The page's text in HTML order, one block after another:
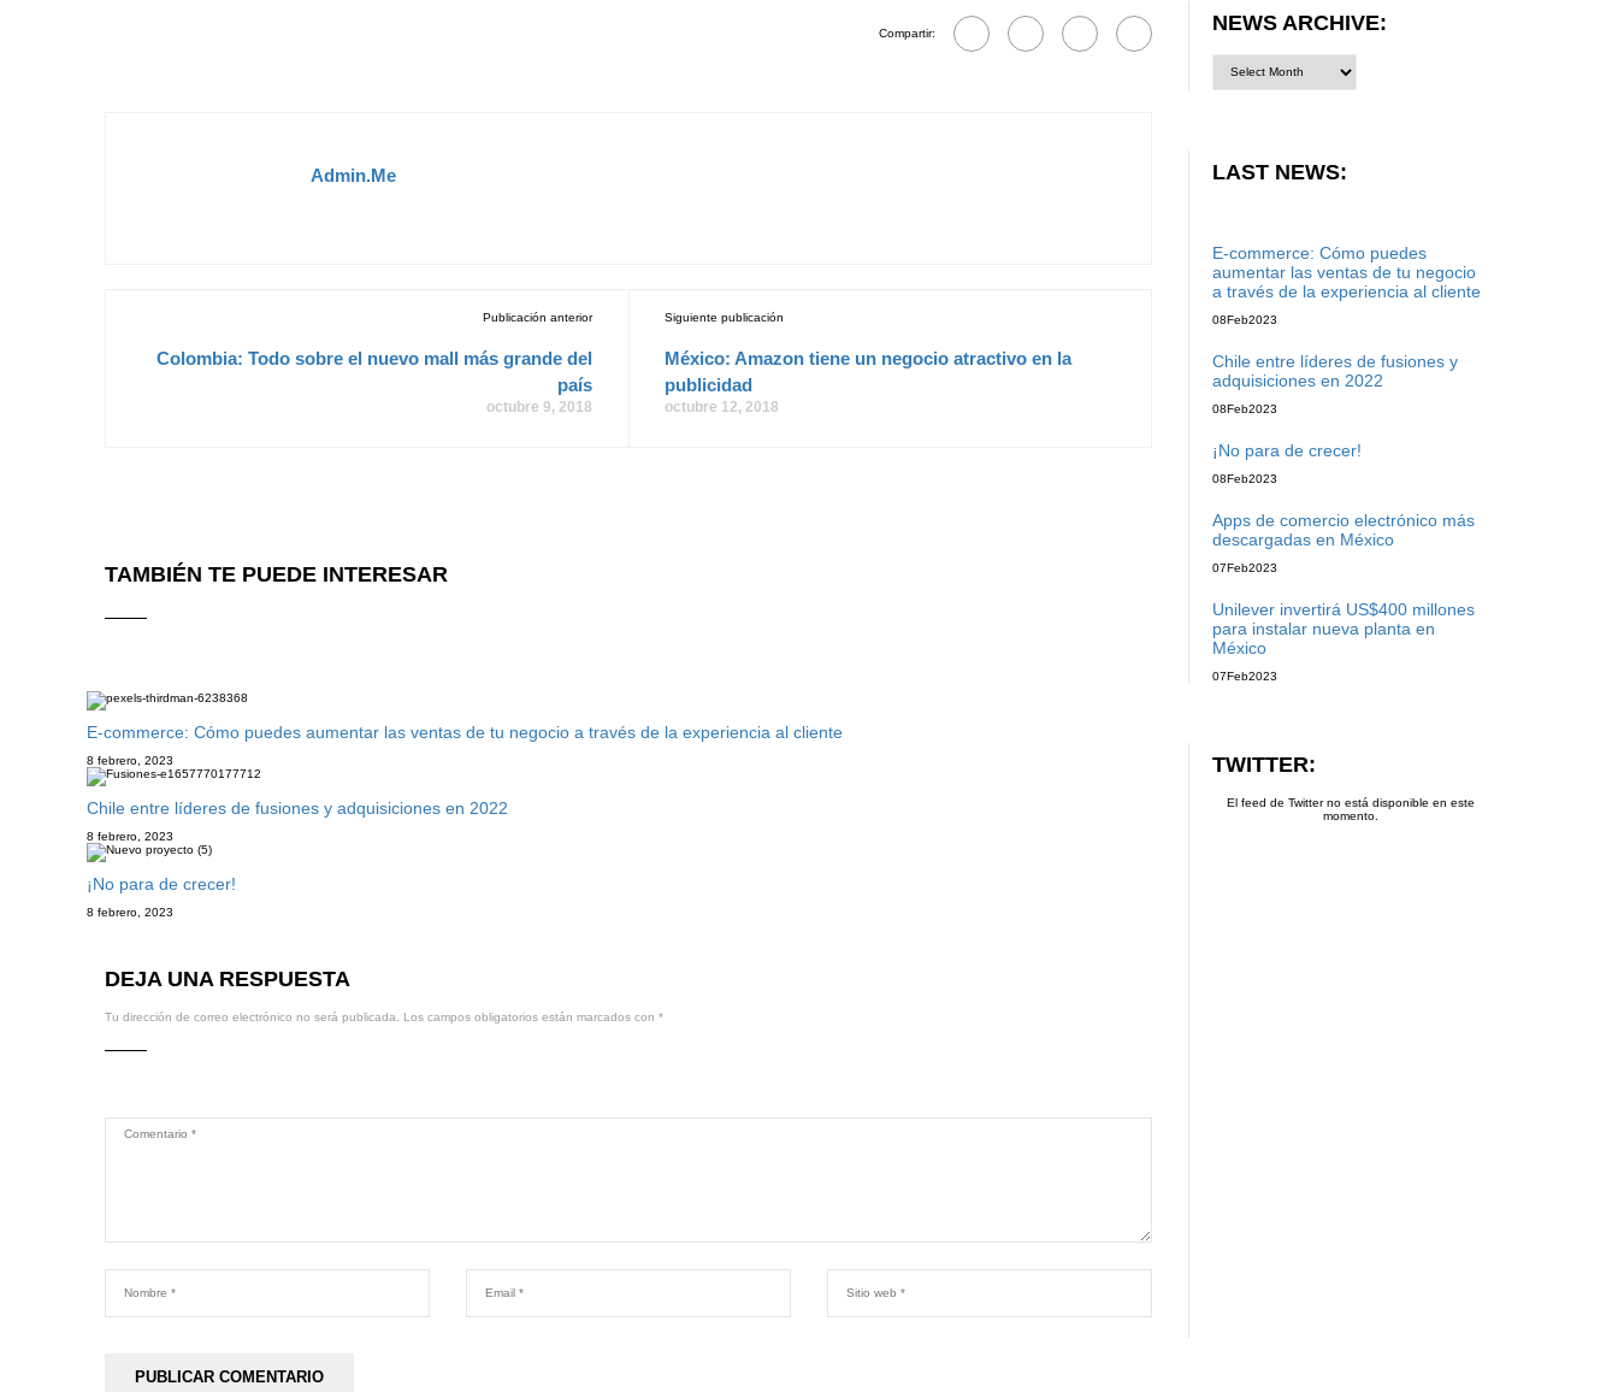
Compartir:
Admin.me
Publicación anterior
Colombia: Todo sobre el nuevo mall más grande del
país
octubre 9, 2018
Siguiente publicación
México: Amazon tiene un negocio atractivo en la
publicidad
octubre 12, 2018
TAMBIÉN TE PUEDE INTERESAR
E-commerce: Cómo puedes aumentar las ventas de tu negocio a través de la experiencia al cliente
8 febrero, 2023
Chile entre líderes de fusiones y adquisiciones en 2022
8 febrero, 2023
¡No para de crecer!
8 febrero, 2023
DEJA UNA RESPUESTA
Tu dirección de correo electrónico no será publicada. Los campos obligatorios están marcados con *
NEWS ARCHIVE:
LAST NEWS:
E-commerce: Cómo puedes
aumentar las ventas de tu negocio
a través de la experiencia al cliente
08Feb2023
Chile entre líderes de fusiones y
adquisiciones en 2022
08Feb2023
¡No para de crecer!
08Feb2023
Apps de comercio electrónico más
descargadas en México
07Feb2023
Unilever invertirá US$400 millones
para instalar nueva planta en
México
07Feb2023
TWITTER:
El feed de Twitter no está disponible en este
momento.